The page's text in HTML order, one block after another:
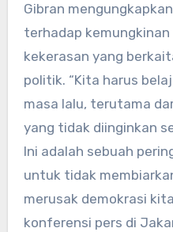
Gibran
terhadap
kekerasan yang
politik. “Kita harus
masa lalu, terutama
yang tidak diinginkan
Ini adalah sebuah
untuk tidak
merusak demokrasi
konferensi pers di